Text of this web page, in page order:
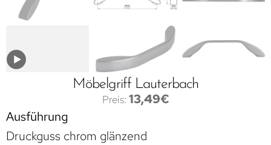
Möbelgriff Lauterbach
13,49€
Ausführung
Druckguss chrom glänzend